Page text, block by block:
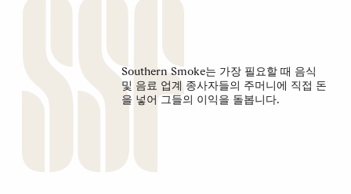
Southern Smoke는 가장 필요할 때 음식
및 음료 업계 종사자들의 주머니에 직접 돈
을 넣어 그들의 이익을 돌봅니다.